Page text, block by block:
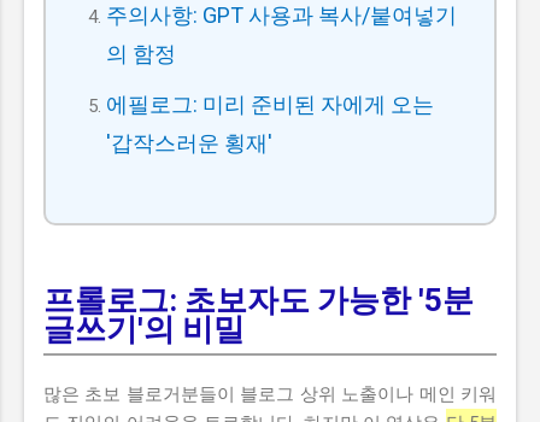
주의사항: GPT 사용과 복사/붙여넣기
의 함정
에필로그: 미리 준비된 자에게 오는
'갑작스러운 횡재'
프롤로그: 초보자도 가능한 '5분
글쓰기'의 비밀
많은 초보 블로거분들이 블로그 상위 노출이나 메인 키워